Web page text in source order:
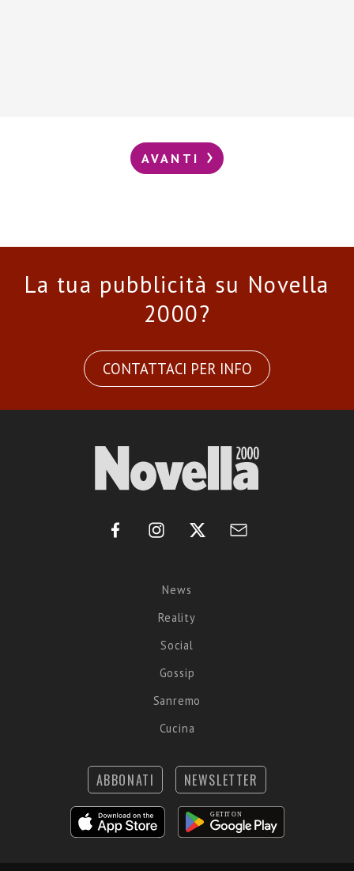
AVANTI
La tua pubblicità su Novella
2000?
CONTATTACI PER INFO
News
Reality
Social
Gossip
Sanremo
Cucina
ABBONATI NEWSLETTER